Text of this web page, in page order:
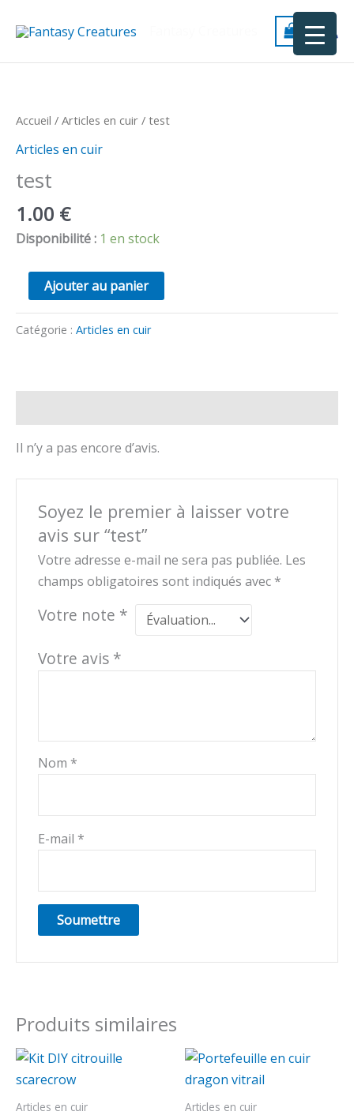
Accueil / Articles en cuir / test
Articles en cuir
test
1.00 €
Disponibilité : 1 en stock
test
Ajouter au panier
Catégorie : Articles en cuir
Il n’y a pas encore d’avis.
Soyez le premier à laisser votre
avis sur “test”
Votre adresse e-mail ne sera pas publiée. Les
champs obligatoires sont indiqués avec *
Votre note *
Votre avis *
Nom *
E-mail *
Produits similaires
Articles en cuir Articles en cuir